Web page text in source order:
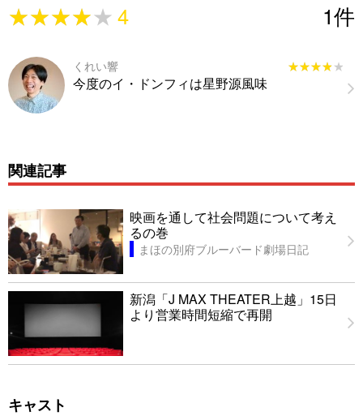
★★★★★
★★★★★4 1件
くれい響 ★★★★★
★★★★★
今度のイ・ドンフィは星野源風味
関連記事
映画を通して社会問題について考え
るの巻
まほの別府ブルーバード劇場日記
新潟「J MAX THEATER上越」15日
より営業時間短縮で再開
キャスト